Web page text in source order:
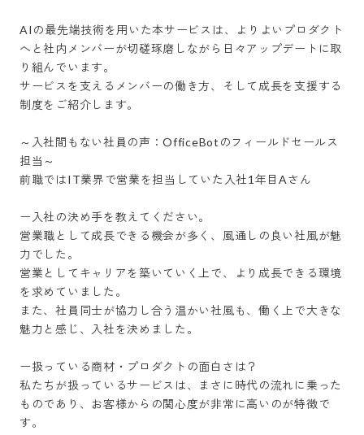
AIの最先端技術を用いた本サービスは、よりよいプロダクト
へと社内メンバーが切磋琢磨しながら日々アップデートに取
り組んでいます。
サービスを支えるメンバーの働き方、そして成長を支援する
制度をご紹介します。
～入社間もない社員の声：OfficeBotのフィールドセールス
担当～
前職ではIT業界で営業を担当していた入社1年目Aさん
ー入社の決め手を教えてください。
営業職として成長できる機会が多く、風通しの良い社風が魅
力でした。
営業としてキャリアを築いていく上で、より成長できる環境
を求めていました。
また、社員同士が協力し合う温かい社風も、働く上で大きな
魅力と感じ、入社を決めました。
ー扱っている商材・プロダクトの面白さは？
私たちが扱っているサービスは、まさに時代の流れに乗った
ものであり、お客様からの関心度が非常に高いのが特徴で
す。